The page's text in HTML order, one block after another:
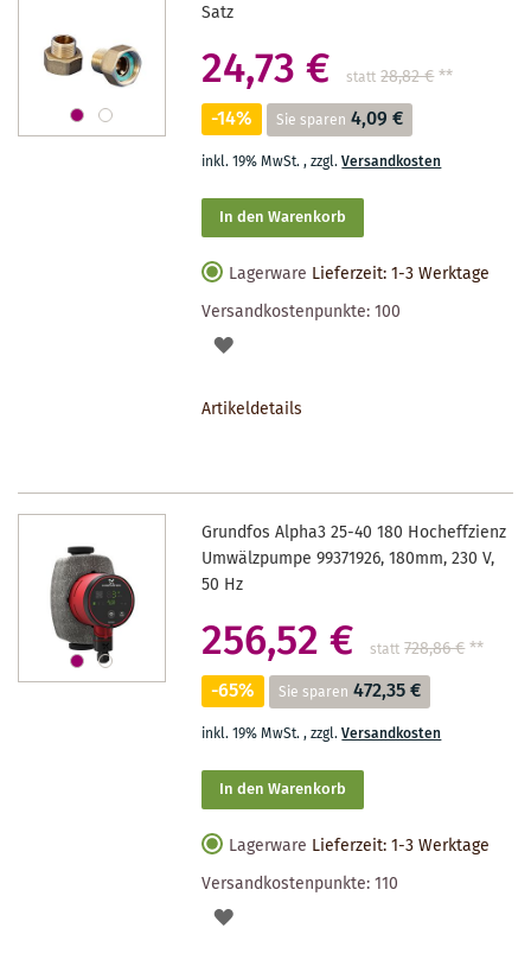
Satz
24,73 € statt 28,82 €**
-14% Sie sparen 4,09 €
inkl. 19% MwSt.,zzgl.Versandkosten
In den Warenkorb
Lagerware Lieferzeit: 1-3 Werktage
Versandkostenpunkte:100
AUF
Artikeldetails
Grundfos Alpha3 25-40 180 Hocheffzienz
Umwälzpumpe 99371926, 180mm, 230 V,
50 Hz
256,52 € statt 728,86 €**
-65% Sie sparen 472,35 €
inkl. 19% MwSt.,zzgl.Versandkosten
In den Warenkorb
Lagerware Lieferzeit: 1-3 Werktage
Versandkostenpunkte:110
AUF